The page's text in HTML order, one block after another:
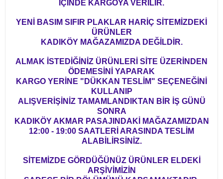
İÇİNDE KARGOYA VERİLİR.
YENİ BASIM SIFIR PLAKLAR HARİÇ SİTEMİZDEKİ
ÜRÜNLER
KADIKÖY MAĞAZAMIZDA DEĞİLDİR.
ALMAK İSTEDİĞİNİZ ÜRÜNLERİ SİTE ÜZERİNDEN
ÖDEMESİNİ YAPARAK
KARGO YERİNE "DÜKKAN TESLİM" SEÇENEĞİNİ
KULLANIP
ALIŞVERİŞİNİZ TAMAMLANDIKTAN BİR İŞ GÜNÜ
SONRA
KADIKÖY AKMAR PASAJINDAKİ MAĞAZAMIZDAN
12:00 - 19:00 SAATLERİ ARASINDA TESLİM
ALABİLİRSİNİZ.
SİTEMİZDE GÖRDÜĞÜNÜZ ÜRÜNLER ELDEKİ
ARŞİVİMİZİN